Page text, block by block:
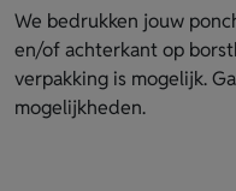
We bedrukken jouw
en/of achterkant op
verpakking is mogelijk.
mogelijkheden.